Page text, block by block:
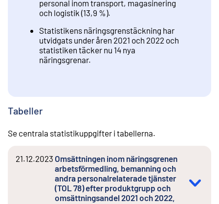
personal inom transport, magasinering
och logistik (13,9 %).
Statistikens näringsgrenstäckning har
utvidgats under åren 2021 och 2022 och
statistiken täcker nu 14 nya
näringsgrenar.
Tabeller
Se centrala statistikuppgifter i tabellerna.
21.12.2023 Omsättningen inom näringsgrenen
arbetsförmedling, bemanning och
andra personalrelaterade tjänster
(TOL 78) efter produktgrupp och
omsättningsandel 2021 och 2022,